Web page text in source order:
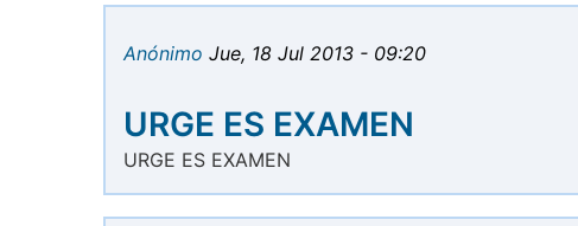
Anónimo Jue, 18 Jul 2013 - 09:20
URGE ES EXAMEN
URGE ES EXAMEN